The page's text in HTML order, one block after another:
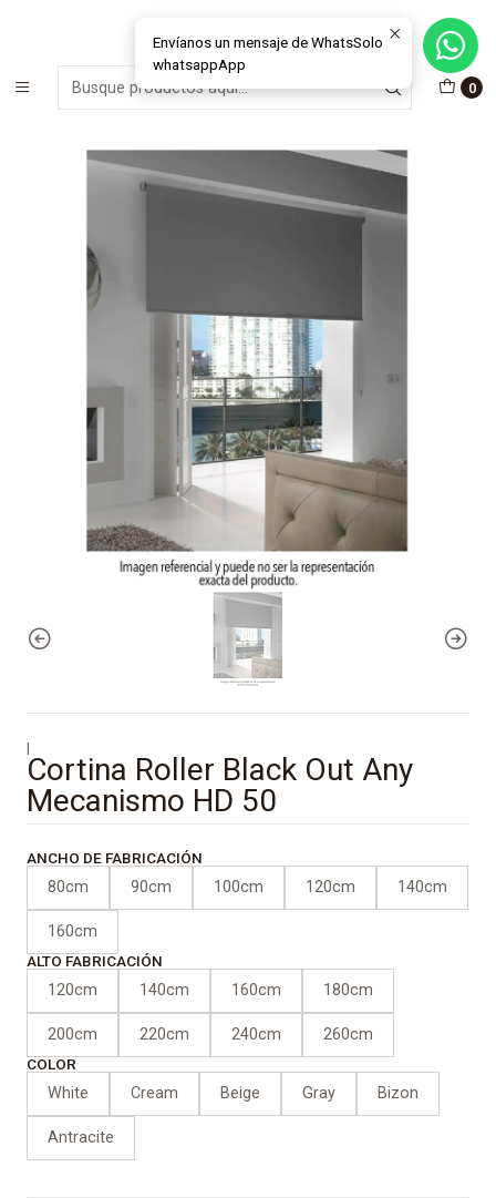
0
MÁS DE 15 AÑOS FABRICANDO E INSTALANDO SOLUCIONES DE
CRISTAL Y VENTANAS
Inicio Cortinas Roller
Cortina Roller Black Out Any Mecanismo HD 50
|
Cortina Roller Black Out Any
Mecanismo HD 50
ANCHO DE FABRICACIÓN
80cm 90cm 100cm 120cm 140cm
160cm
ALTO FABRICACIÓN
120cm 140cm 160cm 180cm
200cm 220cm 240cm 260cm
COLOR
White Cream Beige Gray Bizon
Antracite
Envíanos un mensaje de WhatsSolo
whatsappApp